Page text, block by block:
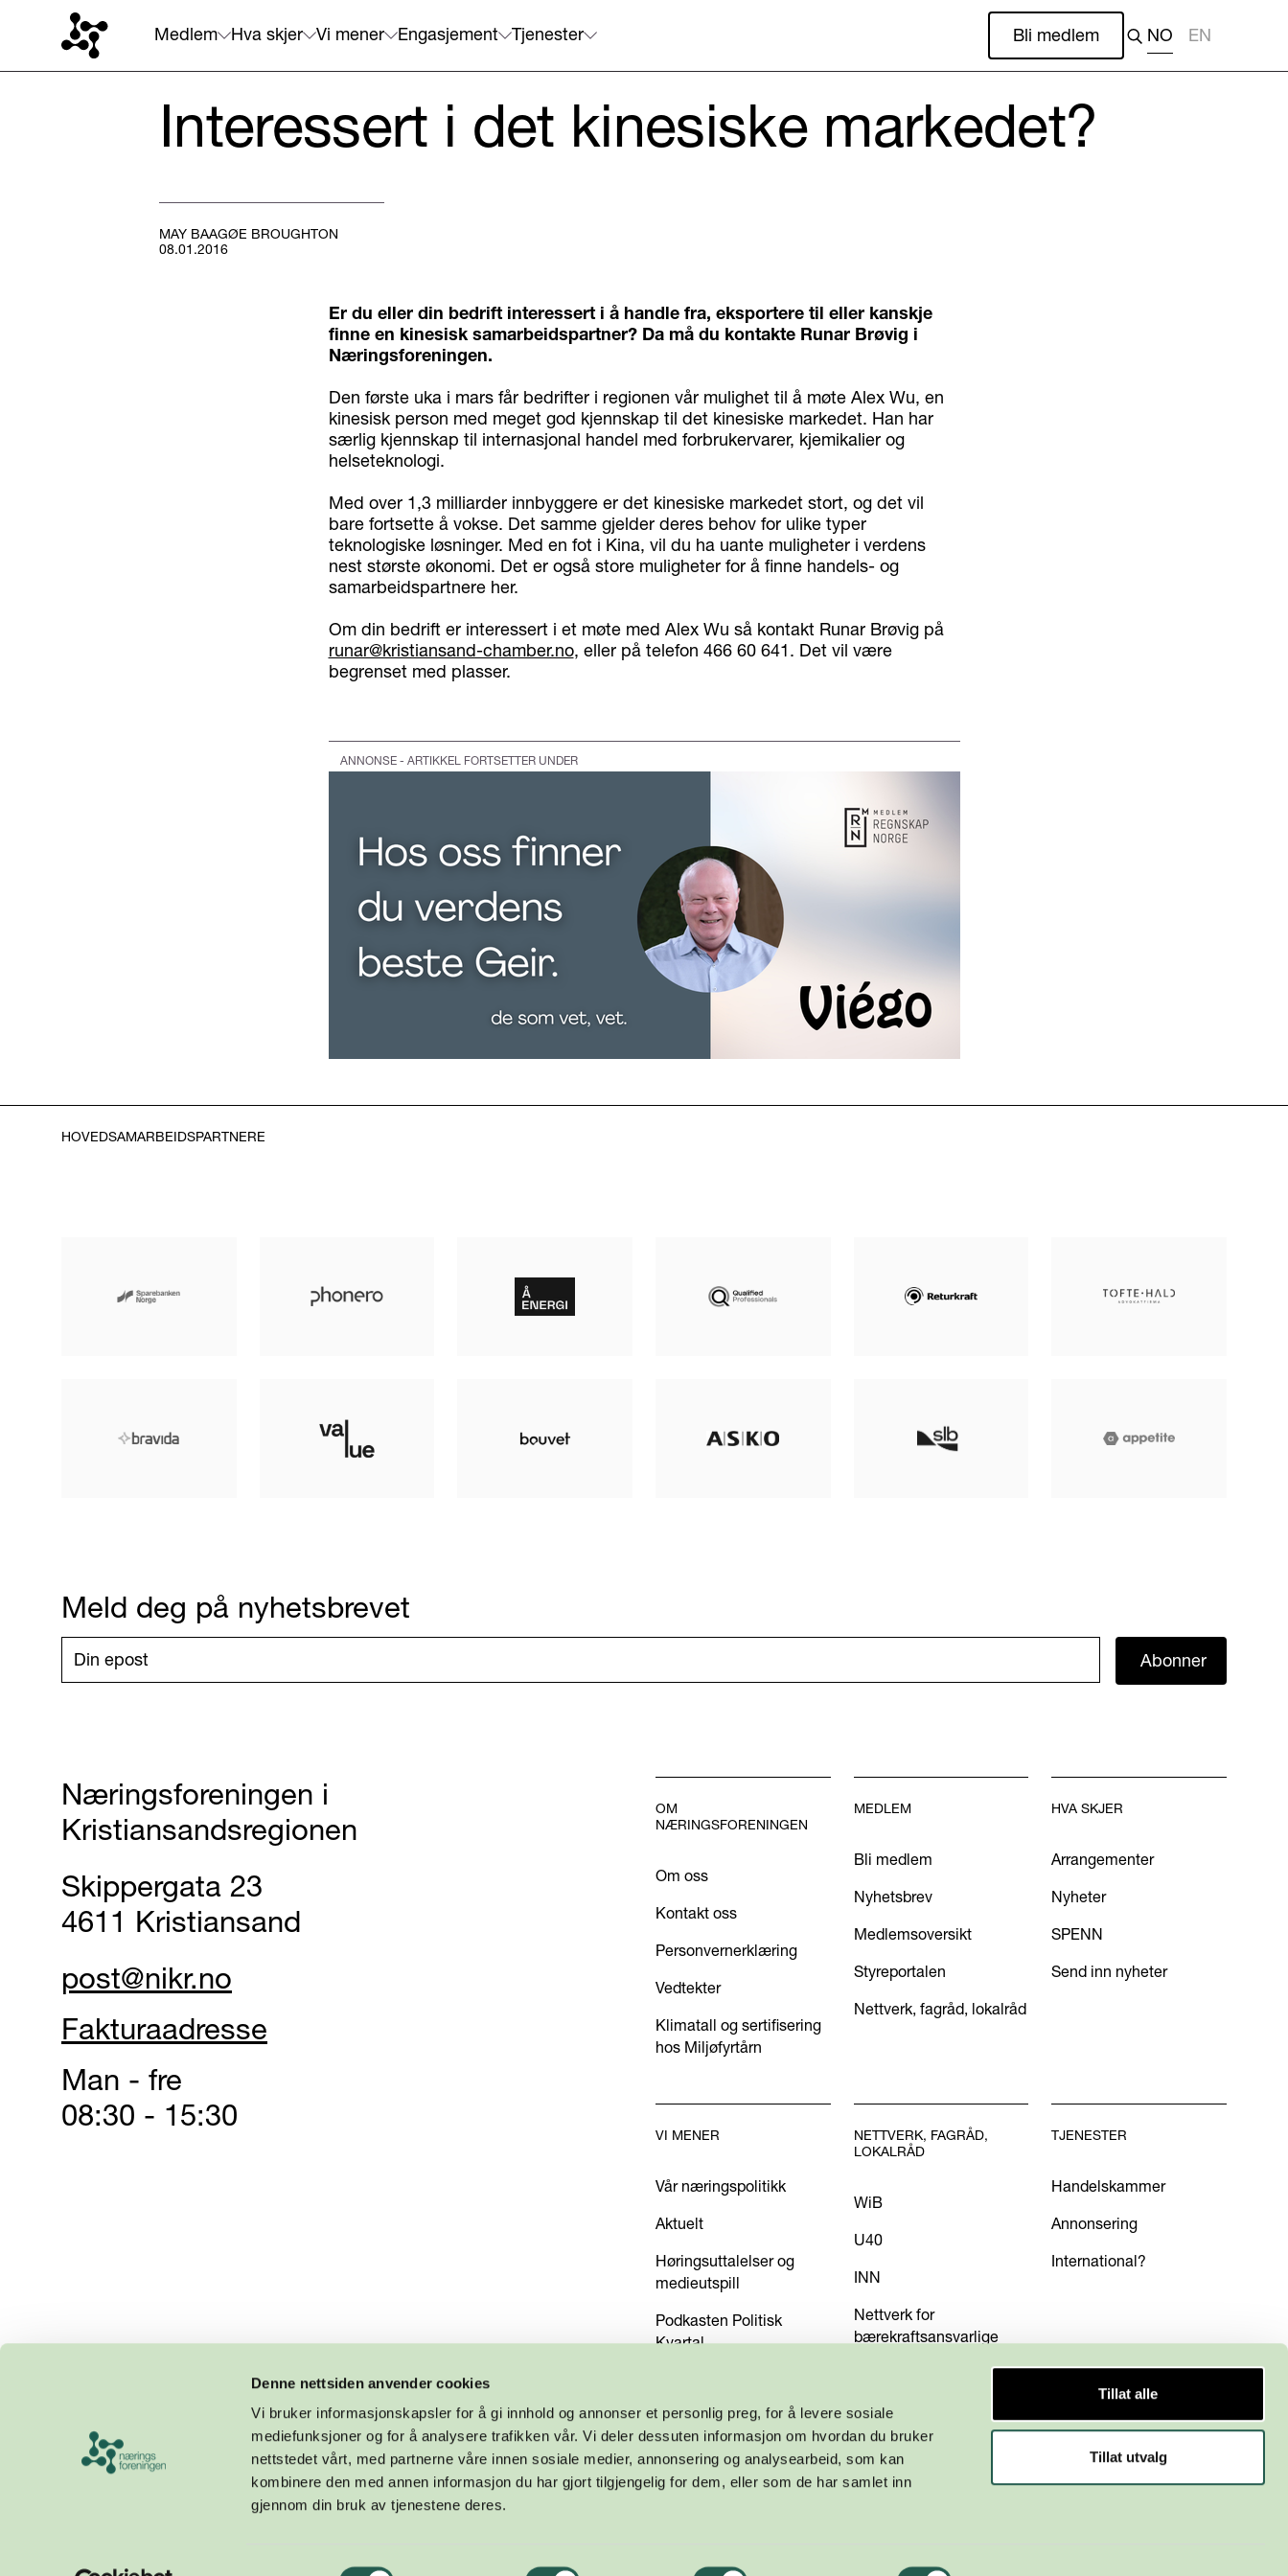
Denne nettsiden anvender cookies
Vi bruker informasjonskapsler for å gi innhold og annonser et personlig preg, for å levere sosiale
mediefunksjoner og for å analysere trafikken vår. Vi deler dessuten informasjon om hvordan du bruker
nettstedet vårt, med partnerne våre innen sosiale medier, annonsering og analysearbeid, som kan
kombinere den med annen informasjon du har gjort tilgjengelig for dem, eller som de har samlet inn
gjennom din bruk av tjenestene deres.
Samtykkevalg
Tillat alle
Tillat utvalg
Medlem Hva skjer Vi mener Engasjement Tjenester Bli medlem NO EN
Interessert i det kinesiske markedet?
MAY BAAGØE BROUGHTON
08.01.2016
Er du eller din bedrift interessert i å handle fra, eksportere til eller kanskje
finne en kinesisk samarbeidspartner? Da må du kontakte Runar Brøvig i
Næringsforeningen.
Den første uka i mars får bedrifter i regionen vår mulighet til å møte Alex Wu, en
kinesisk person med meget god kjennskap til det kinesiske markedet. Han har
særlig kjennskap til internasjonal handel med forbrukervarer, kjemikalier og
helseteknologi.
Med over 1,3 milliarder innbyggere er det kinesiske markedet stort, og det vil
bare fortsette å vokse. Det samme gjelder deres behov for ulike typer
teknologiske løsninger. Med en fot i Kina, vil du ha uante muligheter i verdens
nest største økonomi. Det er også store muligheter for å finne handels- og
samarbeidspartnere her.
Om din bedrift er interessert i et møte med Alex Wu så kontakt Runar Brøvig på
runar@kristiansand-chamber.no, eller på telefon 466 60 641. Det vil være
begrenset med plasser.
ANNONSE - ARTIKKEL FORTSETTER UNDER
HOVEDSAMARBEIDSPARTNERE
Meld deg på nyhetsbrevet
Abonner
Næringsforeningen i
Kristiansandsregionen
Skippergata 23
4611 Kristiansand
post@nikr.no
Fakturaadresse
Man - fre
08:30 - 15:30
OM
NÆRINGSFORENINGEN
Om oss
Kontakt oss
Personvernerklæring
Vedtekter
Klimatall og sertifisering
hos Miljøfyrtårn
MEDLEM
Bli medlem
Nyhetsbrev
Medlemsoversikt
Styreportalen
Nettverk, fagråd, lokalråd
HVA SKJER
Arrangementer
Nyheter
SPENN
Send inn nyheter
VI MENER
Vår næringspolitikk
Aktuelt
Høringsuttalelser og
medieutspill
Podkasten Politisk
Kvartal
NETTVERK, FAGRÅD,
LOKALRÅD
WiB
U40
INN
Nettverk for
bærekraftsansvarlige
TJENESTER
Handelskammer
Annonsering
International?